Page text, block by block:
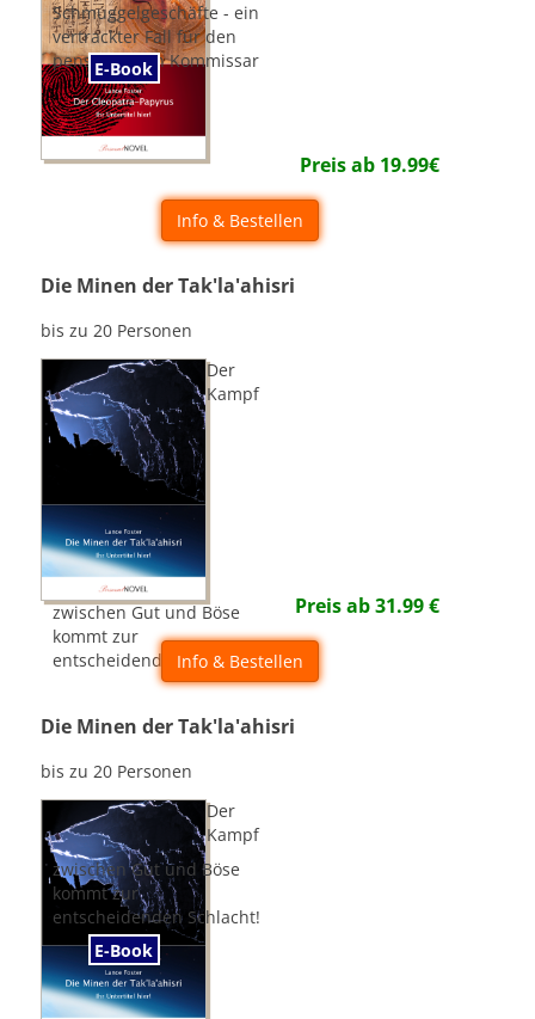
E-Book
Schmuggelgeschäfte - ein
vertrackter Fall für den
pensionierten Kommissar
Preis ab 19.99€
Info & Bestellen
Die Minen der Tak'la'ahisri
bis zu 20 Personen
Der
Kampf
zwischen Gut und Böse
kommt zur
entscheidenden Schlacht!
Preis ab31.99€
Info & Bestellen
Die Minen der Tak'la'ahisri
bis zu 20 Personen
E-Book
Der
Kampf
zwischen Gut und Böse
kommt zur
entscheidenden Schlacht!